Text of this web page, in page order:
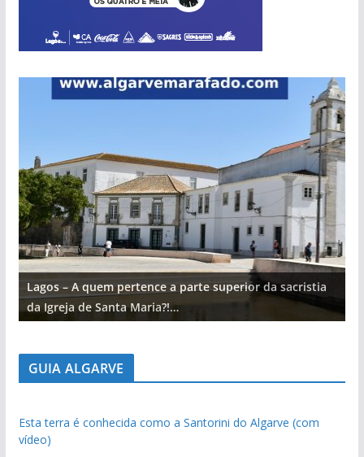
Lagos – A quem pertence a parte superior da sacristia
da Igreja de Santa Maria?!…
GUIA ALGARVE
Esta terra é conhecida como a Santorini do Algarve (com
vídeo)